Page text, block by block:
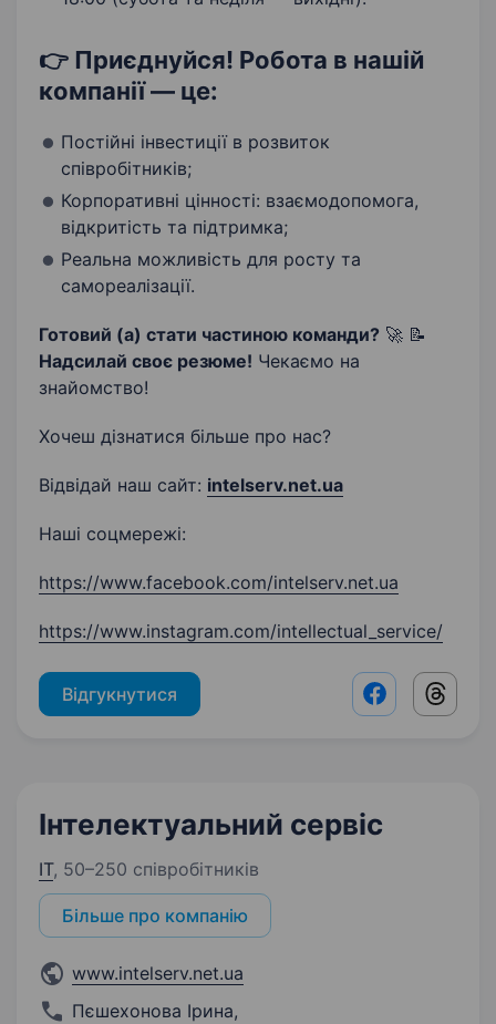
👉 Приєднуйся! Робота в нашій
компанії — це:
Постійні інвестиції в розвиток
співробітників;
Корпоративні цінності: взаємодопомога,
відкритість та підтримка;
Реальна можливість для росту та
самореалізації.
Готовий (а) стати частиною команди? 🚀 📝
Надсилай своє резюме! Чекаємо на
знайомство!
Хочеш дізнатися більше про нас?
Відвідай наш сайт: intelserv.net.ua
Наші соцмережі:
https://www.facebook.com/intelserv.net.ua
https://www.instagram.com/intellectual_service/
Відгукнутися Facebook
Інтелектуальний сервіс
IT, 50–250 співробітників
Більше про компанію
www.intelserv.net.ua
Пєшехонова Ірина,